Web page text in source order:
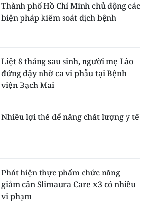
Thành phố Hồ Chí Minh chủ động các
biện pháp kiểm soát dịch bệnh
Liệt 8 tháng sau sinh, người mẹ Lào
đứng dậy nhờ ca vi phẫu tại Bệnh
viện Bạch Mai
Nhiều lợi thế để nâng chất lượng y tế
Phát hiện thực phẩm chức năng
giảm cân Slimaura Care x3 có nhiều
vi phạm